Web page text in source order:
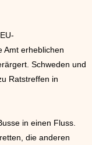
Amt erheblichen
Schweden und
Ratstreffen in
in einen Fluss.
die anderen